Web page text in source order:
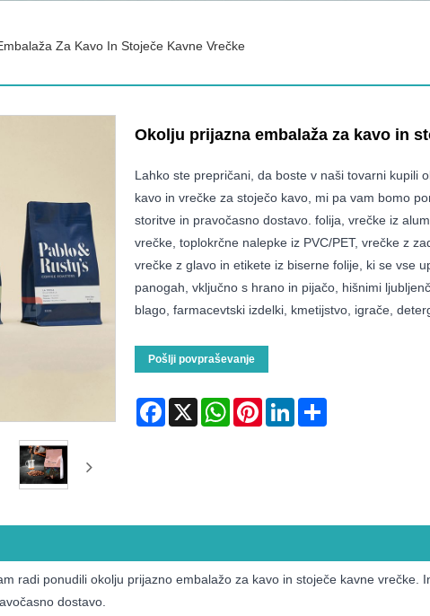
Za Kavo In Stoječe Kavne Vrečke
Okolju prijazna embalaža za kavo in
Lahko ste prepričani, da boste v naši tovarni kupili
kavo in vrečke za stoječo kavo, mi pa vam bomo
storitve in pravočasno dostavo. folija, vrečke iz
vrečke, toplokrčne nalepke iz PVC/PET, vrečke z
vrečke z glavo in etikete iz biserne folije, ki se vse
panogah, vključno s hrano in pijačo, hišnimi
blago, farmacevtski izdelki, kmetijstvo, igrače,
Pošlji povpraševanje
Facebook
X WhatsAppPinterestLinkedInShare
radi ponudili okolju prijazno embalažo za kavo in stoječe kavne vrečke.
dostavo.